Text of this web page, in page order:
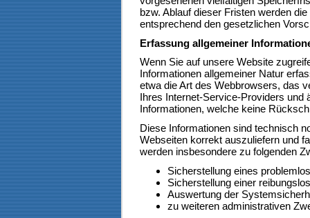
bzw. Ablauf dieser Fristen werden
entsprechend den gesetzlichen
Erfassung allgemeiner
Wenn Sie auf unsere Website
Informationen allgemeiner Natur
etwa die Art des Webbrowsers, das
Ihres Internet-Service-Providers und
Informationen, welche keine
Diese Informationen sind technisch
Webseiten korrekt auszuliefern und
werden insbesondere zu folgenden
Sicherstellung eines
Sicherstellung einer
Auswertung der
zu weiteren administrativen